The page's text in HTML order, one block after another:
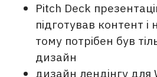
Pitch Deck
підготував контент і
тому потрібен був
дизайн
дизайн лендінгу для